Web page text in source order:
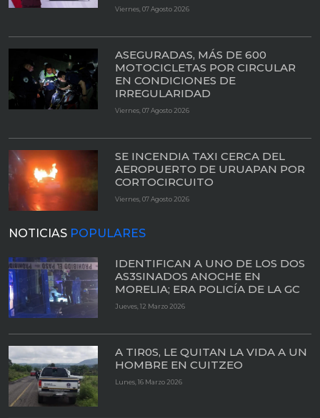
Viernes, 07 Agosto 2026
ASEGURADAS, MÁS DE 600
MOTOCICLETAS POR CIRCULAR
EN CONDICIONES DE
IRREGULARIDAD
Viernes, 07 Agosto 2026
SE INCENDIA TAXI CERCA DEL
AEROPUERTO DE URUAPAN POR
CORTOCIRCUITO
Viernes, 07 Agosto 2026
NOTICIAS POPULARES
IDENTIFICAN A UNO DE LOS DOS
AS3SINADOS ANOCHE EN
MORELIA; ERA POLICÍA DE LA GC
Jueves, 12 Marzo 2026
A TIR0S, LE QUITAN LA VIDA A UN
HOMBRE EN CUITZEO
Lunes, 16 Marzo 2026